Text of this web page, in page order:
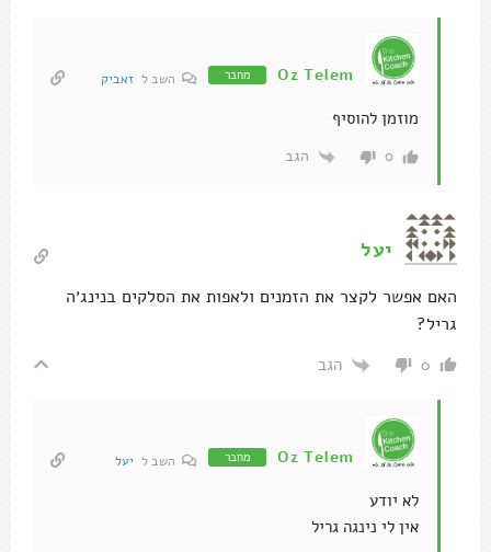
Oz Telem מחבר השב ל זאביק
מוזמן להוסיף
0 הגב
יעל
האם אפשר לקצר את הזמנים ולאפות את הסלקים בנינג׳ה
גריל?
0 הגב
Oz Telem מחבר השב ל יעל
לא יודע
אין לי נינגה גריל